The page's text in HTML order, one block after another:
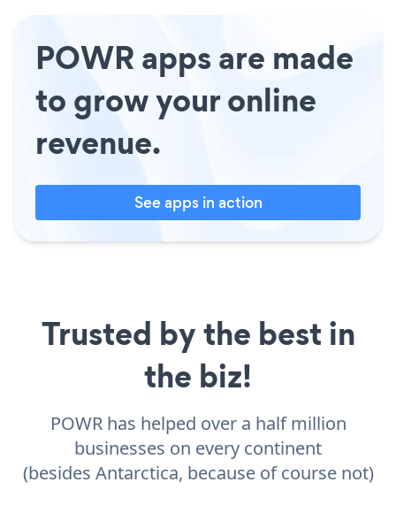
POWR apps are made
to grow your online
revenue.
See apps in action
Trusted by the best in
the biz!
POWR has helped over a half million
businesses on every continent
(besides Antarctica, because of course not)